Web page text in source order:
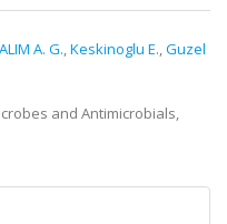
A. G.,Keskinoglu E.,Guzel
and Antimicrobials,